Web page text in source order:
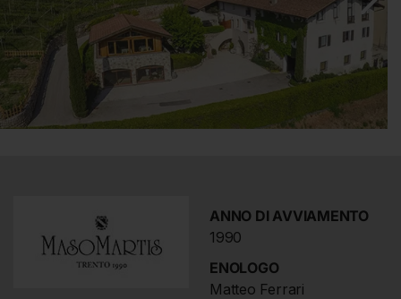
Maso Martis si trova a Martignano, ai piedi del Monte
Calisio (detto anche Argentario) sopra Trento, a 450 m
di altitudine: un terreno montano che conosce la
coltivazione già dalla fine dell’800, ottimamente esposto
e accarezzato dalla brezza di montagna.
ANNO DI AVVIAMENTO
1990
ENOLOGO
Matteo Ferrari